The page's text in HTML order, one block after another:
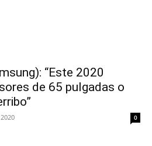
“Este 2020
de 65 pulgadas o
0